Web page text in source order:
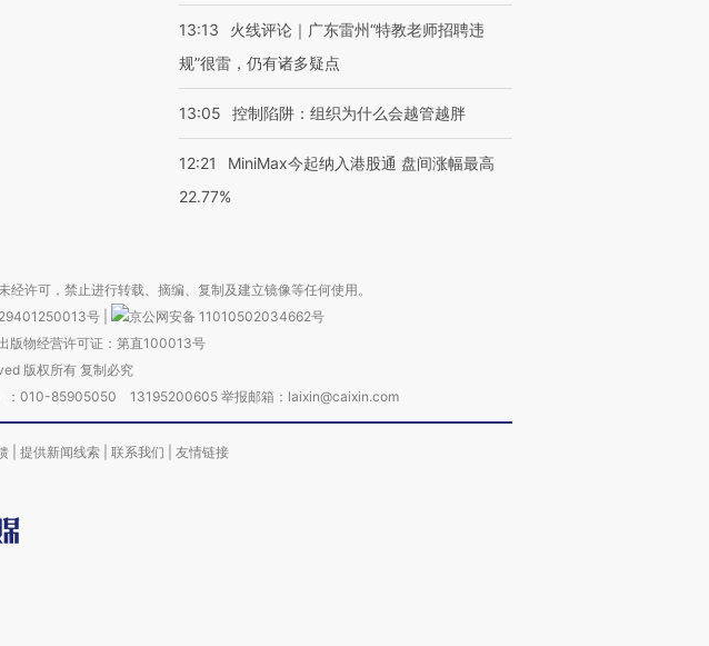
13:13
火线评论｜广东雷州“特教老师招聘违
规”很雷，仍有诸多疑点
13:05 控制陷阱：组织为什么会越管越胖
12:21
MiniMax今起纳入港股通 盘间涨幅最高
22.77%
许可，禁止进行转载、摘编、复制及建立镜像等任何使用。
号
京公网安备 11010502034662号
版物经营许可证：第直100013号
版权所有 复制必究
：010-85905050 13195200605 举报邮箱：laixin@caixin.com
提供新闻线索 联系我们 友情链接